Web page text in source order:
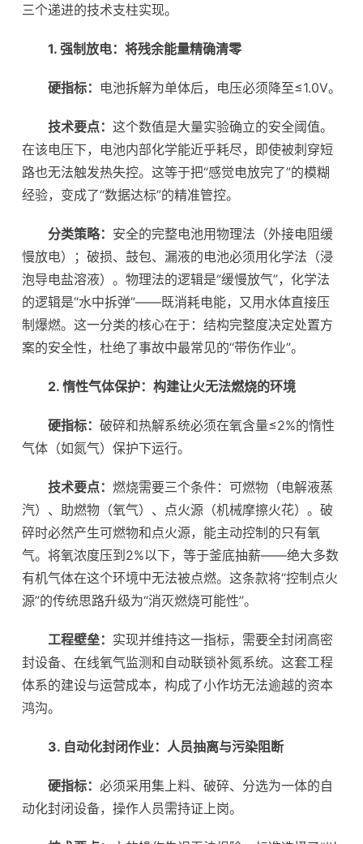
三个递进的技术支柱实现。
1. 强制放电：将残余能量精确清零
硬指标： 电池拆解为单体后，电压必须降至≤1.0V。
技术要点： 这个数值是大量实验确立的安全阈值。
在该电压下，电池内部化学能近乎耗尽，即使被刺穿短
路也无法触发热失控。这等于把“感觉电放完了”的模糊
经验，变成了“数据达标”的精准管控。
分类策略： 安全的完整电池用物理法（外接电阻缓
慢放电）；破损、鼓包、漏液的电池必须用化学法（浸
泡导电盐溶液）。物理法的逻辑是“缓慢放气”，化学法
的逻辑是“水中拆弹”——既消耗电能，又用水体直接压
制爆燃。这一分类的核心在于：结构完整度决定处置方
案的安全性，杜绝了事故中最常见的“带伤作业”。
2. 惰性气体保护：构建让火无法燃烧的环境
硬指标： 破碎和热解系统必须在氧含量≤2%的惰性
气体（如氮气）保护下运行。
技术要点： 燃烧需要三个条件：可燃物（电解液蒸
汽）、助燃物（氧气）、点火源（机械摩擦火花）。破
碎时必然产生可燃物和点火源，能主动控制的只有氧
气。将氧浓度压到2%以下，等于釜底抽薪——绝大多数
有机气体在这个环境中无法被点燃。这条款将“控制点火
源”的传统思路升级为“消灭燃烧可能性”。
工程壁垒： 实现并维持这一指标，需要全封闭高密
封设备、在线氧气监测和自动联锁补氮系统。这套工程
体系的建设与运营成本，构成了小作坊无法逾越的资本
鸿沟。
3. 自动化封闭作业：人员抽离与污染阻断
硬指标： 必须采用集上料、破碎、分选为一体的自
动化封闭设备，操作人员需持证上岗。